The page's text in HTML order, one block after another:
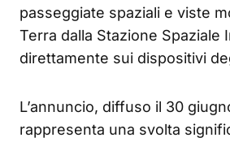
passeggiate spaziali e viste
Terra dalla Stazione Spaziale
direttamente sui dispositivi
L’annuncio, diffuso il 30
rappresenta una svolta